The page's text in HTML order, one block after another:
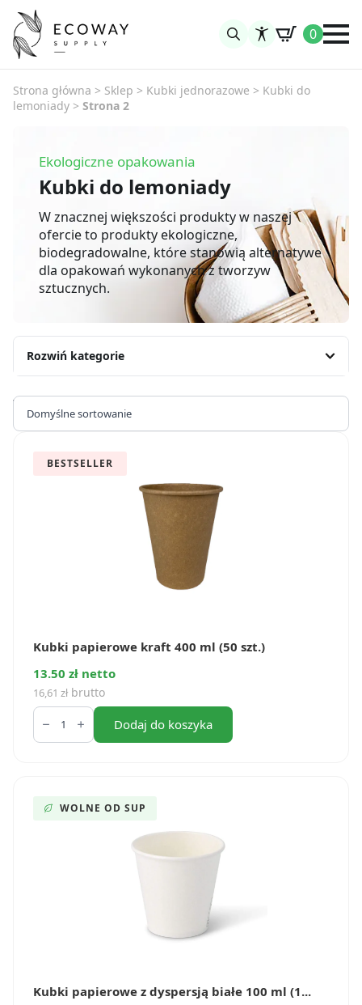
0
Strona główna > Sklep > Kubki jednorazowe > Kubki do
lemoniady > Strona 2
Ekologiczne opakowania
Kubki do lemoniady
W znacznej większości produkty w naszej
ofercie to produkty ekologiczne,
biodegradowalne, które stanowią alternatywe
dla opakowań wykonanych z tworzyw
sztucznych.
Rozwiń kategorie
Wyświetlanie 17–32 z 63 wyników
BESTSELLER
Kubki papierowe kraft 400 ml (50 szt.)
13.50 zł netto
16,61 zł brutto
ilość
Kubki
papierowe
szt.)
Dodaj do koszyka
WOLNE OD SUP
Kubki papierowe z dyspersją białe 100 ml (1...